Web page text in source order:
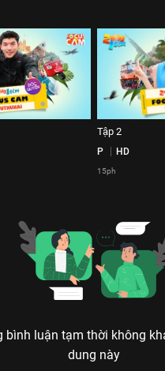
Tập 2
P HD
15ph
bình luận tạm thời không
dung này